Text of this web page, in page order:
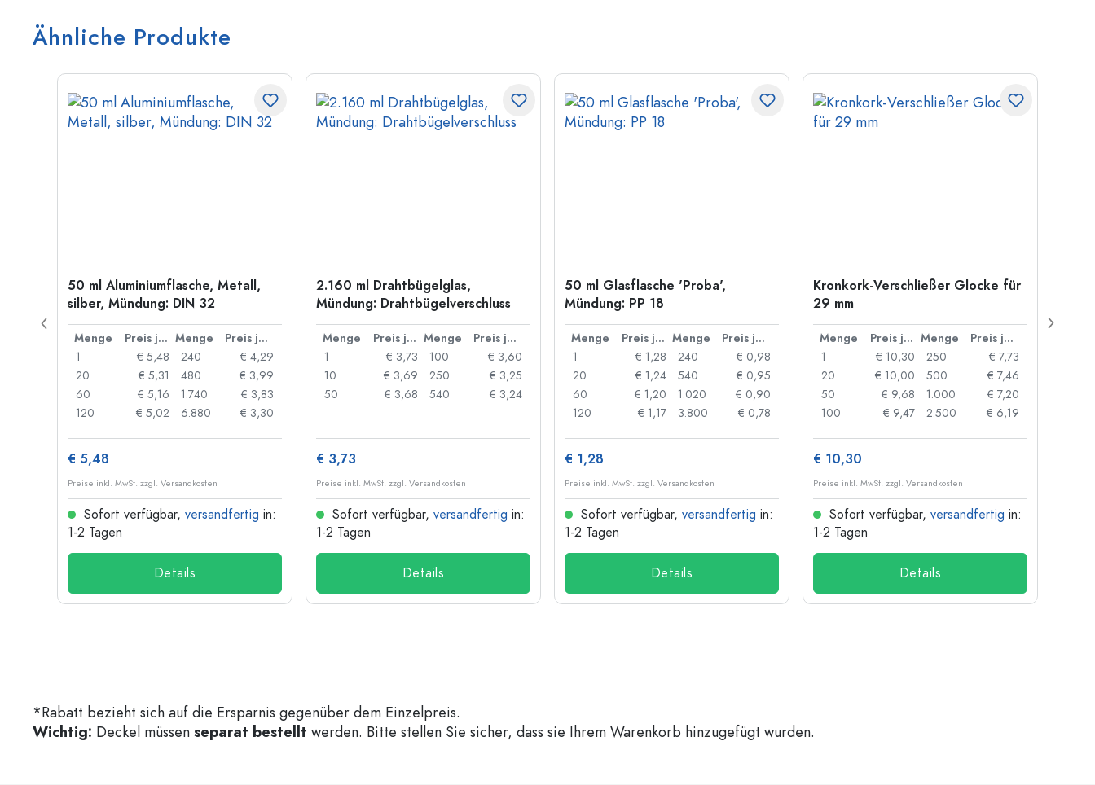
Ähnliche Produkte
50 ml Aluminiumflasche, Metall,
silber, Mündung: DIN 32
Menge Preis je Stück Menge
Preis je Stück
1
€ 5,48
20
€ 5,31
60
€ 5,16
120
€ 5,02
240
€ 4,29
480
€ 3,99
1.740
€ 3,83
6.880
€ 3,30
€ 5,48
Preise inkl. MwSt. zzgl. Versandkosten
Sofort verfügbar, versandfertig in:
1-2 Tagen
Details
2.160 ml Drahtbügelglas,
Mündung: Drahtbügelverschluss
Menge Preis je Stück Menge
Preis je Stück
1
€ 3,73
10
€ 3,69
50
€ 3,68
100
€ 3,60
250
€ 3,25
540
€ 3,24
€ 3,73
Preise inkl. MwSt. zzgl. Versandkosten
Sofort verfügbar, versandfertig in:
1-2 Tagen
Details
50 ml Glasflasche 'Proba',
Mündung: PP 18
Menge Preis je Stück Menge
Preis je Stück
1
€ 1,28
20
€ 1,24
60
€ 1,20
120
€ 1,17
240
€ 0,98
540
€ 0,95
1.020
€ 0,90
3.800
€ 0,78
€ 1,28
Preise inkl. MwSt. zzgl. Versandkosten
Sofort verfügbar, versandfertig in:
1-2 Tagen
Details
Kronkork-Verschließer Glocke für
29 mm
Menge Preis je Stück Menge
Preis je Stück
1
€ 10,30
20
€ 10,00
50
€ 9,68
100
€ 9,47
250
€ 7,73
500
€ 7,46
1.000
€ 7,20
2.500
€ 6,19
€ 10,30
Preise inkl. MwSt. zzgl. Versandkosten
Sofort verfügbar, versandfertig in:
1-2 Tagen
Details
*Rabatt bezieht sich auf die Ersparnis gegenüber dem Einzelpreis.
Wichtig: Deckel müssen separat bestellt werden. Bitte stellen Sie sicher, dass sie Ihrem Warenkorb hinzugefügt wurden.